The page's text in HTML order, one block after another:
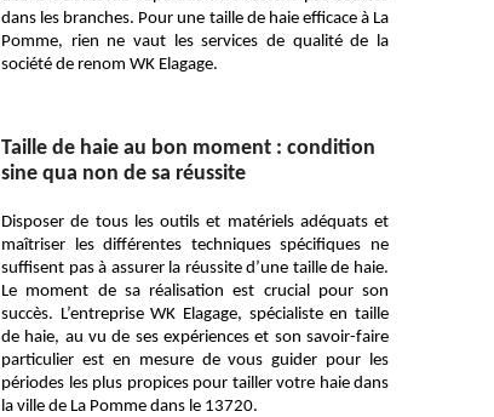
dans les branches. Pour une taille de haie efficace à La
Pomme, rien ne vaut les services de qualité de la
société de renom WK Elagage.
Taille de haie au bon moment : condition
sine qua non de sa réussite
Disposer de tous les outils et matériels adéquats et
maîtriser les différentes techniques spécifiques ne
suffisent pas à assurer la réussite d’une taille de haie.
Le moment de sa réalisation est crucial pour son
succès. L’entreprise WK Elagage, spécialiste en taille
de haie, au vu de ses expériences et son savoir-faire
particulier est en mesure de vous guider pour les
périodes les plus propices pour tailler votre haie dans
la ville de La Pomme dans le 13720.